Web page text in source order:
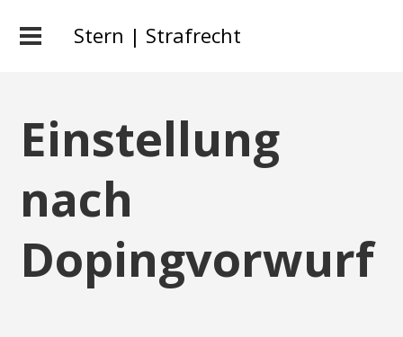
Stern | Strafrecht
Einstellung
nach
Dopingvorwurf